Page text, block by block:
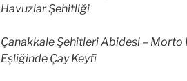
Havuzlar Şehitliği
Çanakkale Şehitleri Abidesi – Morto
Eşliğinde Çay Keyfi